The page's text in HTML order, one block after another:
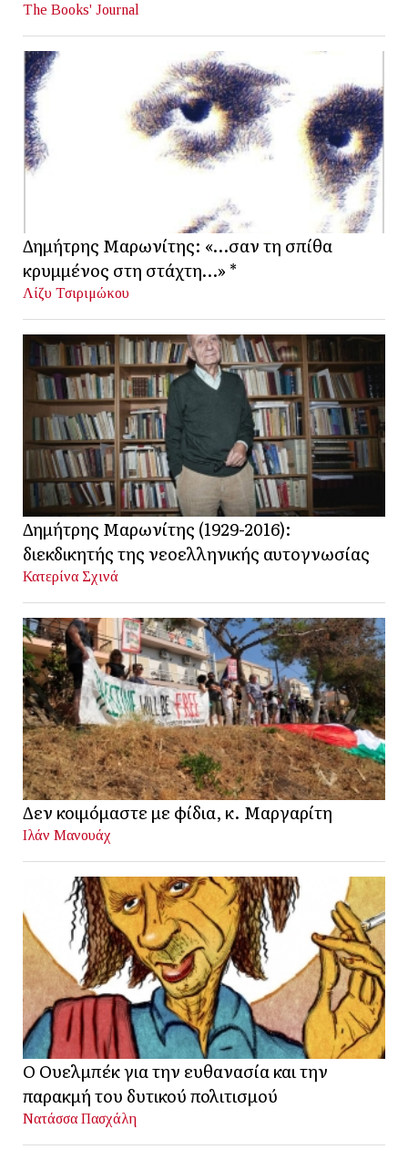
The Books' Journal
Δημήτρης Μαρωνίτης: «…σαν τη σπίθα
κρυμμένος στη στάχτη…» *
Λίζυ Τσιριμώκου
Δημήτρης Μαρωνίτης (1929-2016):
διεκδικητής της νεοελληνικής αυτογνωσίας
Κατερίνα Σχινά
Δεν κοιμόμαστε με φίδια, κ. Μαργαρίτη
Ιλάν Μανουάχ
Ο Ουελμπέκ για την ευθανασία και την
παρακμή του δυτικού πολιτισμού
Νατάσσα Πασχάλη